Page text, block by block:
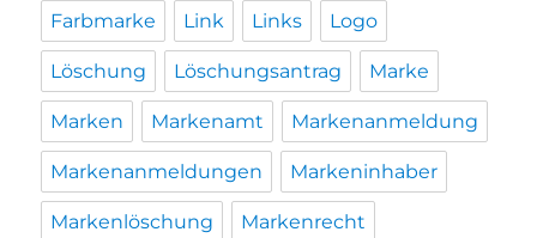
Farbmarke Link Links Logo
Löschung Löschungsantrag Marke
Marken Markenamt Markenanmeldung
Markenanmeldungen Markeninhaber
Markenlöschung Markenrecht